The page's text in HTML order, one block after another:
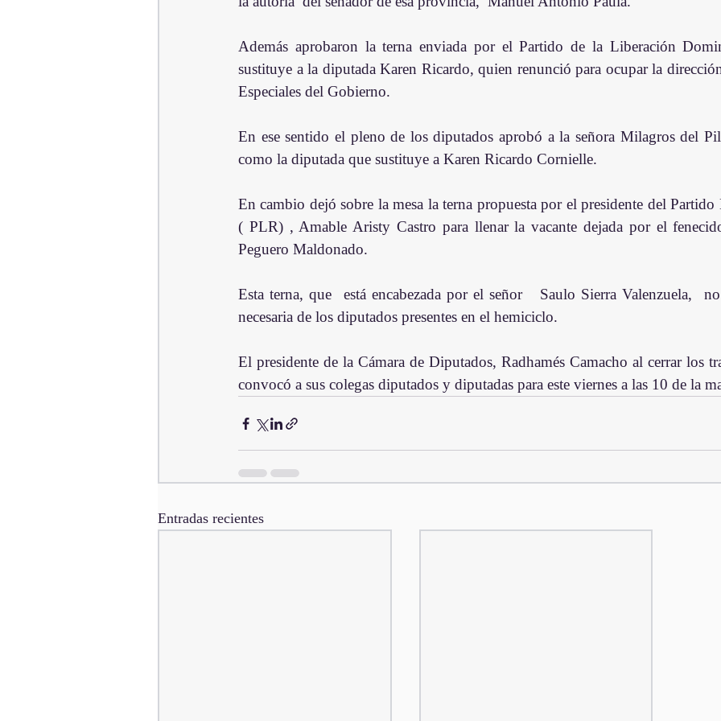
Además aprobaron la terna enviada por el Partido de la Liberación
sustituye a la diputada Karen Ricardo, quien renunció para ocupar la
Especiales del Gobierno.
En ese sentido el pleno de los diputados aprobó a la señora Milagros del
como la diputada que sustituye a Karen Ricardo Cornielle.
En cambio dejó sobre la mesa la terna propuesta por el presidente del
( PLR) , Amable Aristy Castro para llenar la vacante dejada por el
Peguero Maldonado.
Esta terna, que  está encabezada por el señor   Saulo Sierra Valenzuela,
necesaria de los diputados presentes en el hemiciclo.
El presidente de la Cámara de Diputados, Radhamés Camacho al cerrar los
convocó a sus colegas diputados y diputadas para este viernes a las 10 de la
Entradas recientes